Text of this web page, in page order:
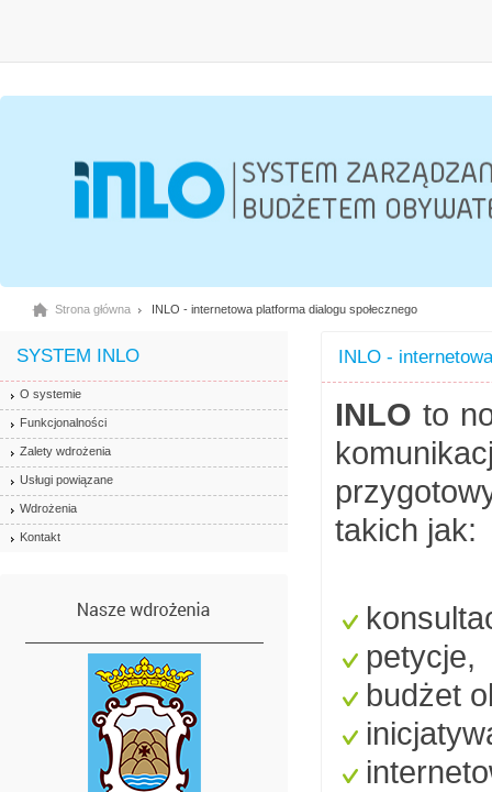
Strona główna INLO - internetowa platforma dialogu społecznego
INLO -
INLO to
takich jak:
petycje,
budżet
SYSTEM INLO
O systemie
Funkcjonalności
Zalety wdrożenia
Usługi powiązane
Wdrożenia
Kontakt